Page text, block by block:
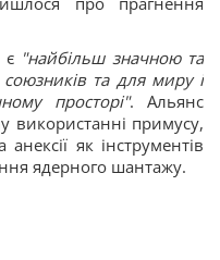
є "найбільш значною та
та для миру і
просторі". Альянс
використанні примусу,
анексії як інструментів
ядерного шантажу.